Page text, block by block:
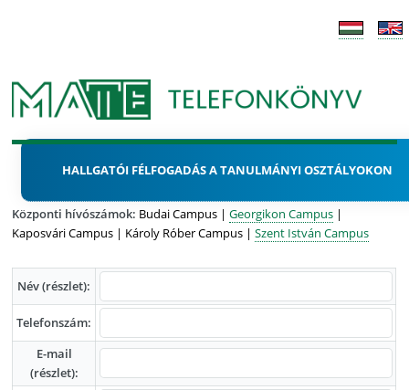
HALLGATÓI FÉLFOGADÁS A TANULMÁNYI OSZTÁLYOKON
Központi hívószámok: Budai Campus |Georgikon Campus |
Kaposvári Campus | Károly Róber Campus |Szent István Campus
Név (részlet):
Telefonszám:
E-mail
(részlet):